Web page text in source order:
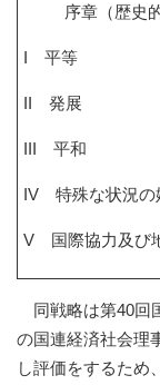
序章（歴史
I 平等
II 発展
III 平和
IV 特殊な状況の
V 国際協力及び
同戦略は第40回
の国連経済社会理
し評価をするため